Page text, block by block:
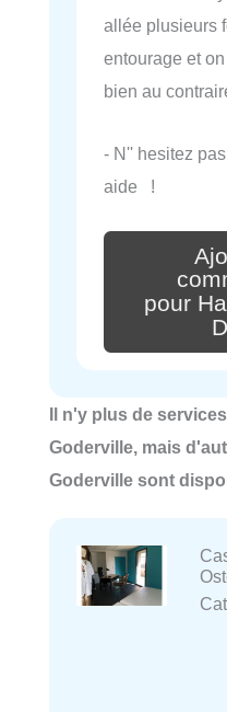
allée plusieurs
entourage et
bien au
- N'' hesitez
aide !
pour
Il n'y plus de
Goderville, mais
Goderville sont